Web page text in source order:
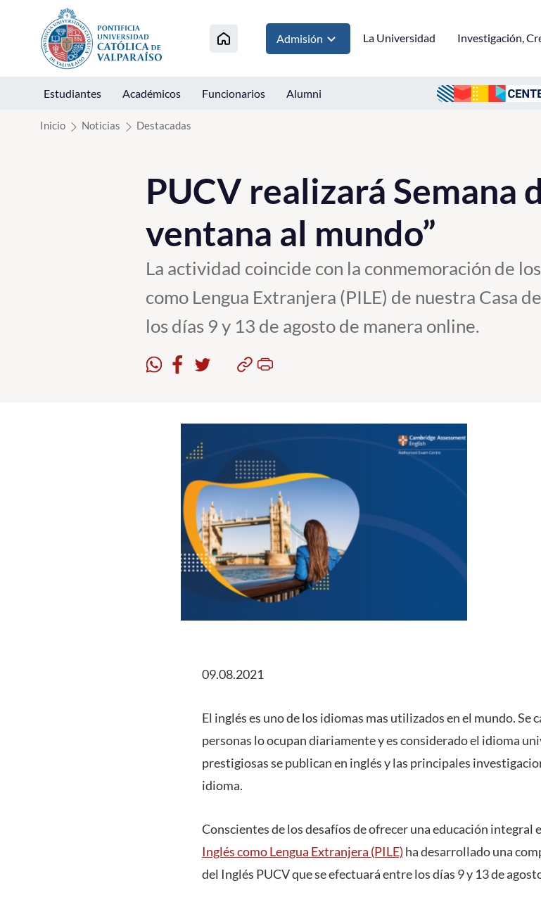
Click acá para ir directamente al contenido
Admisión La Universidad Investigación,
Estudiantes Académicos Funcionarios Alumni
Inicio Noticias Destacadas
PUCV realizará Semana
ventana al mundo”
La actividad coincide con la conmemoración de
como Lengua Extranjera (PILE) de nuestra Casa
los días 9 y 13 de agosto de manera online.
09.08.2021
El inglés es uno de los idiomas mas utilizados en el mundo. Se
personas lo ocupan diariamente y es considerado el idioma
prestigiosas se publican en inglés y las principales
idioma.
Conscientes de los desafíos de ofrecer una educación integral
Inglés como Lengua Extranjera (PILE) ha desarrollado una
del Inglés PUCV que se efectuará entre los días 9 y 13 de